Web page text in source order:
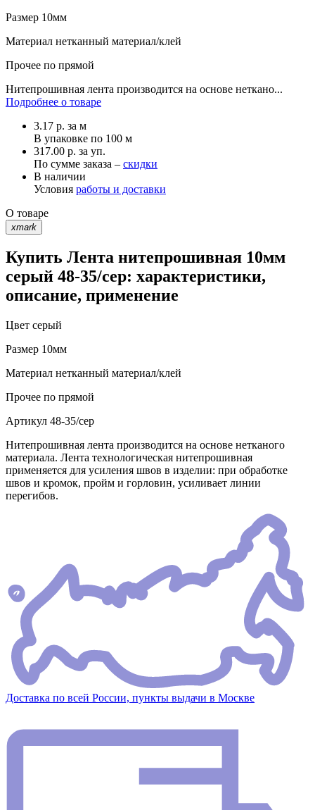
Размер 10мм
Материал нетканный материал/клей
Прочее по прямой
Нитепрошивная лента производится на основе неткано...
Подробнее о товаре
3.17 р. за м
В упаковке по 100 м
317.00 р. за уп.
По сумме заказа – скидки
В наличии
Условия работы и доставки
О товаре
xmark
Купить Лента нитепрошивная 10мм
серый 48-35/сер: характеристики,
описание, применение
Цвет серый
Размер 10мм
Материал нетканный материал/клей
Прочее по прямой
Артикул 48-35/сер
Нитепрошивная лента производится на основе нетканого
материала. Лента технологическая нитепрошивная
применяется для усиления швов в изделии: при обработке
швов и кромок, пройм и горловин, усиливает линии
перегибов.
Доставка по всей России, пункты выдачи в Москве